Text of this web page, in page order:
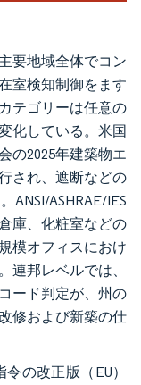
要地域全体でコン
室検知制御をます
テゴリーは任意の
化している。米国
の2025年建築物エ
され、遮断などの
ANSI/ASHRAE/IES
庫、化粧室などの
模オフィスにおけ
連邦レベルでは、
ード判定が、州の
修および新築の仕
の改正版（EU）